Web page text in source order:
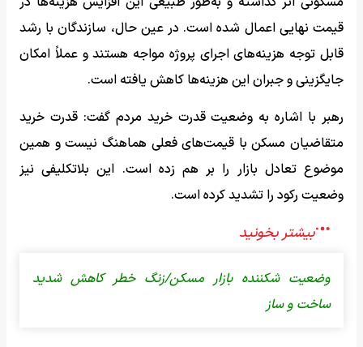
قیمت نهایی اعمال شده است. در عین حال، سازندگان با رشد
قابل توجه هزینه‌های اجرای پروژه مواجه هستند و عملاً امکان
جایگزینی و جبران این هزینه‌ها کاهش یافته است.
رهبر با اشاره به وضعیت قدرت خرید مردم گفت: قدرت خرید
متقاضیان مسکن با قیمت‌های فعلی هماهنگ نیست و همین
موضوع تعادل بازار را بر هم زده است. این بلاتکلیفی نیز
وضعیت رکود را تشدید کرده است.
وضعیت شکننده بازار مسکن/زنگ خطر کاهش شدید
ساخت و ساز